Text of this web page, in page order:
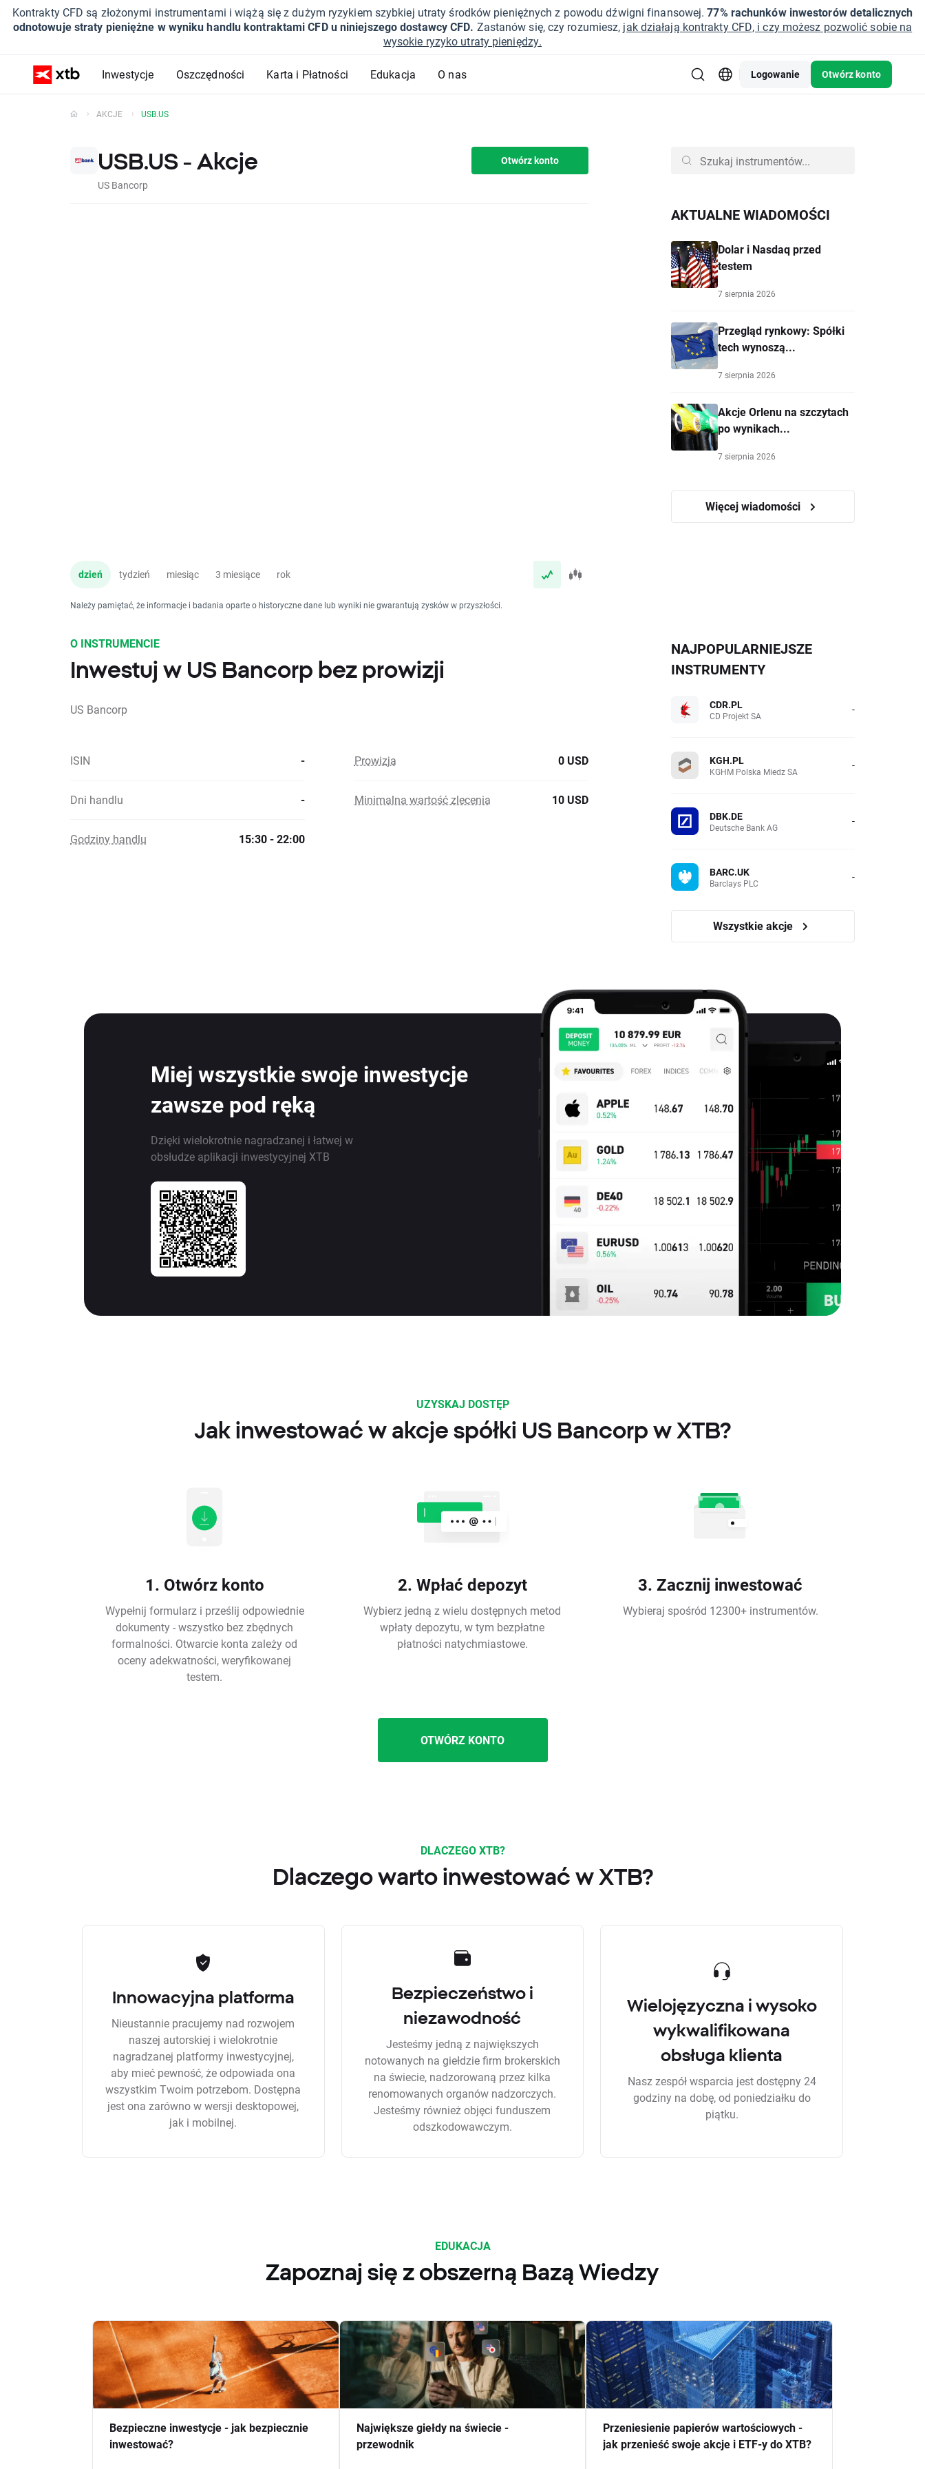
Kontrakty CFD są złożonymi instrumentami i wiążą się z dużym ryzykiem szybkiej utraty środków pieniężnych z powodu dźwigni finansowej.77% rachunków inwestorów detalicznych
odnotowuje straty pieniężne w wyniku handlu kontraktami CFD u niniejszego dostawcy CFD. Zastanów się, czy rozumiesz, jak działają kontrakty CFD, i czy możesz pozwolić sobie na
wysokie ryzyko utraty pieniędzy.
Inwestycje Oszczędności Karta i Płatności Edukacja O nas Logowanie Otwórz konto
AKCJE USB.US
USB.US - Akcje
US Bancorp
Otwórz konto
dzień tydzień miesiąc 3 miesiące rok
Należy pamiętać, że informacje i badania oparte o historyczne dane lub wyniki nie gwarantują zysków w przyszłości.
AKTUALNE WIADOMOŚCI
Dolar i Nasdaq przed
testem
7 sierpnia 2026
Przegląd rynkowy: Spółki
tech wynoszą...
7 sierpnia 2026
Akcje Orlenu na szczytach
po wynikach...
7 sierpnia 2026
Więcej wiadomości
O INSTRUMENCIE
Inwestuj w US Bancorp bez prowizji
US Bancorp
ISIN - Prowizja 0 USD
Dni handlu - Minimalna wartość zlecenia 10 USD
Godziny handlu 15:30 - 22:00
NAJPOPULARNIEJSZE
INSTRUMENTY
CDR.PL
CD Projekt SA -
KGH.PL
KGHM Polska Miedz SA -
DBK.DE
Deutsche Bank AG -
BARC.UK
Barclays PLC -
Wszystkie akcje
Miej wszystkie swoje inwestycje
zawsze pod ręką
Dzięki wielokrotnie nagradzanej i łatwej w
obsłudze aplikacji inwestycyjnej XTB
UZYSKAJ DOSTĘP
Jak inwestować w akcje spółki US Bancorp w XTB?
1. Otwórz konto
Wypełnij formularz i prześlij odpowiednie
dokumenty - wszystko bez zbędnych
formalności. Otwarcie konta zależy od
oceny adekwatności, weryfikowanej
testem.
2. Wpłać depozyt
Wybierz jedną z wielu dostępnych metod
wpłaty depozytu, w tym bezpłatne
płatności natychmiastowe.
3. Zacznij inwestować
Wybieraj spośród 12300+ instrumentów.
OTWÓRZ KONTO
DLACZEGO XTB?
Dlaczego warto inwestować w XTB?
Innowacyjna platforma
Nieustannie pracujemy nad rozwojem
naszej autorskiej i wielokrotnie
nagradzanej platformy inwestycyjnej,
aby mieć pewność, że odpowiada ona
wszystkim Twoim potrzebom. Dostępna
jest ona zarówno w wersji desktopowej,
jak i mobilnej.
Bezpieczeństwo i
niezawodność
Jesteśmy jedną z największych
notowanych na giełdzie firm brokerskich
na świecie, nadzorowaną przez kilka
renomowanych organów nadzorczych.
Jesteśmy również objęci funduszem
odszkodowawczym.
Wielojęzyczna i wysoko
wykwalifikowana
obsługa klienta
Nasz zespół wsparcia jest dostępny 24
godziny na dobę, od poniedziałku do
piątku.
EDUKACJA
Zapoznaj się z obszerną Bazą Wiedzy
Bezpieczne inwestycje - jak bezpiecznie
inwestować?
Największe giełdy na świecie -
przewodnik
Przeniesienie papierów wartościowych -
jak przenieść swoje akcje i ETF-y do XTB?